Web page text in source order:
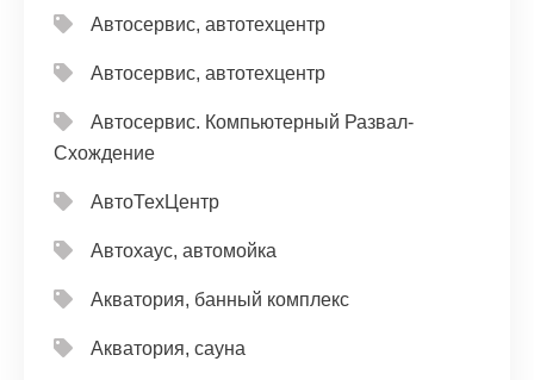
Автосервис, автотехцентр
Автосервис, автотехцентр
Автосервис. Компьютерный Развал-
Схождение
АвтоТехЦентр
Автохаус, автомойка
Акватория, банный комплекс
Акватория, сауна